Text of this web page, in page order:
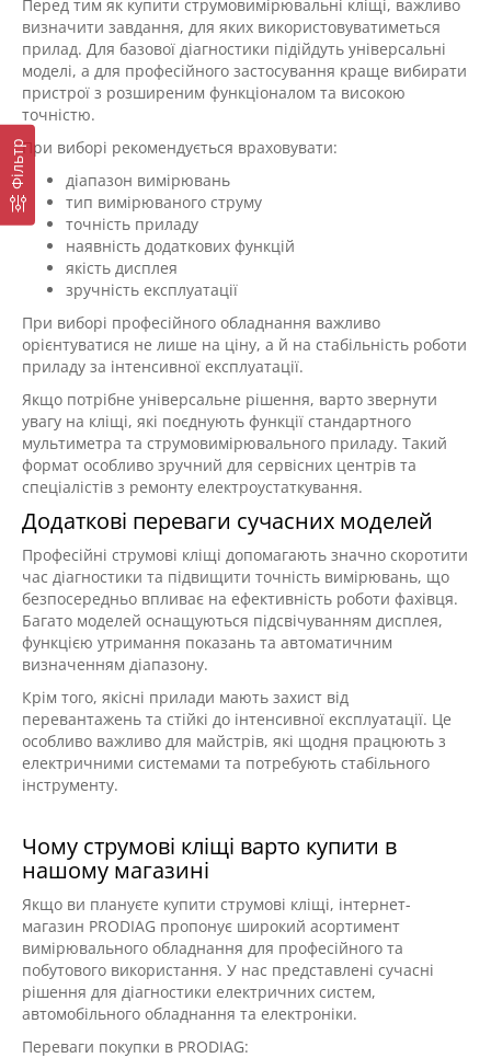
Фільтр
Перед тим як купити струмовимірювальні кліщі, важливо
визначити завдання, для яких використовуватиметься
прилад. Для базової діагностики підійдуть універсальні
моделі, а для професійного застосування краще вибирати
пристрої з розширеним функціоналом та високою
точністю.
При виборі рекомендується враховувати:
діапазон вимірювань
тип вимірюваного струму
точність приладу
наявність додаткових функцій
якість дисплея
зручність експлуатації
При виборі професійного обладнання важливо
орієнтуватися не лише на ціну, а й на стабільність роботи
приладу за інтенсивної експлуатації.
Якщо потрібне універсальне рішення, варто звернути
увагу на кліщі, які поєднують функції стандартного
мультиметра та струмовимірювального приладу. Такий
формат особливо зручний для сервісних центрів та
спеціалістів з ремонту електроустаткування.
Додаткові переваги сучасних моделей
Професійні струмові кліщі допомагають значно скоротити
час діагностики та підвищити точність вимірювань, що
безпосередньо впливає на ефективність роботи фахівця.
Багато моделей оснащуються підсвічуванням дисплея,
функцією утримання показань та автоматичним
визначенням діапазону.
Крім того, якісні прилади мають захист від
перевантажень та стійкі до інтенсивної експлуатації. Це
особливо важливо для майстрів, які щодня працюють з
електричними системами та потребують стабільного
інструменту.
Чому струмові кліщі варто купити в
нашому магазині
Якщо ви плануєте купити струмові кліщі, інтернет-
магазин PRODIAG пропонує широкий асортимент
вимірювального обладнання для професійного та
побутового використання. У нас представлені сучасні
рішення для діагностики електричних систем,
автомобільного обладнання та електроніки.
Переваги покупки в PRODIAG: